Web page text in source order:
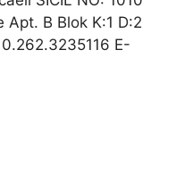
Apt. B Blok K:1 D:2
E-